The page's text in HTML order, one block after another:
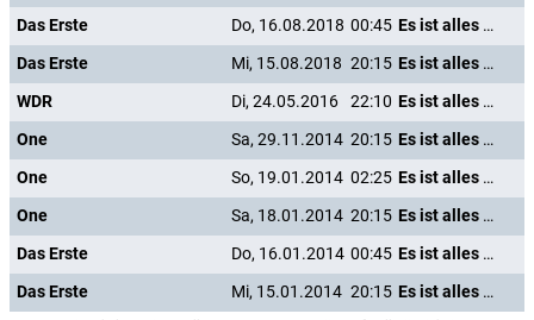
Das Erste
Do, 16.08.2018 00:45
Es ist alles in Ordnung
Das Erste
Mi, 15.08.2018 20:15
Es ist alles in Ordnung
WDR
Di, 24.05.2016 22:10
Es ist alles in Ordnung
One
Sa, 29.11.2014 20:15
Es ist alles in Ordnung
One
So, 19.01.2014 02:25
Es ist alles in Ordnung
One
Sa, 18.01.2014 20:15
Es ist alles in Ordnung
Das Erste
Do, 16.01.2014 00:45
Es ist alles in Ordnung
Das Erste
Mi, 15.01.2014 20:15 Es ist alles in Ordnung